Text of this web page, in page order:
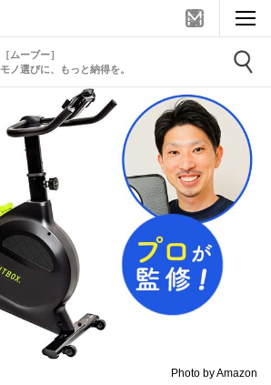
［ムーブー］
モノ選びに、もっと納得を。
Photo by Amazon